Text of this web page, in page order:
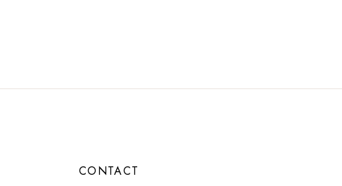
CONTACT